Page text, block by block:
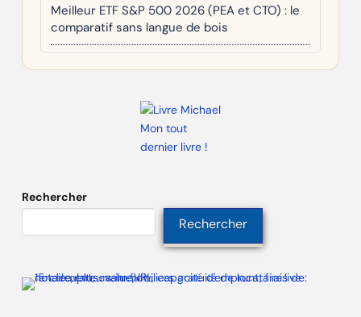
Meilleur ETF S&P 500 2026 (PEA et CTO) : le
comparatif sans langue de bois
Mon tout
dernier livre !
Rechercher
Rechercher